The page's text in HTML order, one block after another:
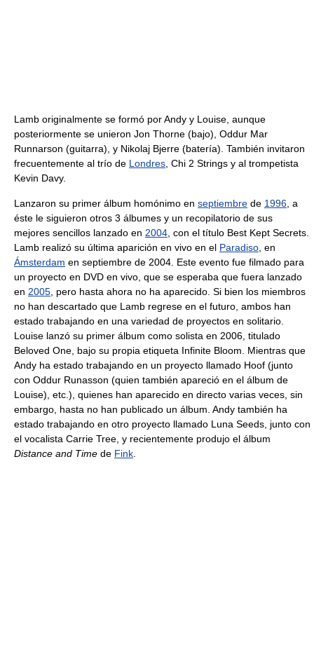
Lamb originalmente se formó por Andy y Louise, aunque
posteriormente se unieron Jon Thorne (bajo), Oddur Mar
Runnarson (guitarra), y Nikolaj Bjerre (batería). También invitaron
frecuentemente al trío de Londres , Chi 2 Strings y al trompetista
Kevin Davy.
Lanzaron su primer álbum homónimo en septiembre de 1996 , a
éste le siguieron otros 3 álbumes y un recopilatorio de sus
mejores sencillos lanzado en 2004 , con el título Best Kept Secrets.
Lamb realizó su última aparición en vivo en el Paradiso , en
Ámsterdam en septiembre de 2004. Este evento fue filmado para
un proyecto en DVD en vivo, que se esperaba que fuera lanzado
en 2005 , pero hasta ahora no ha aparecido. Si bien los miembros
no han descartado que Lamb regrese en el futuro, ambos han
estado trabajando en una variedad de proyectos en solitario.
Louise lanzó su primer álbum como solista en 2006, titulado
Beloved One, bajo su propia etiqueta Infinite Bloom. Mientras que
Andy ha estado trabajando en un proyecto llamado Hoof (junto
con Oddur Runasson (quien también apareció en el álbum de
Louise), etc.), quienes han aparecido en directo varias veces, sin
embargo, hasta no han publicado un álbum. Andy también ha
estado trabajando en otro proyecto llamado Luna Seeds, junto con
el vocalista Carrie Tree, y recientemente produjo el álbum
Distance and Time de Fink